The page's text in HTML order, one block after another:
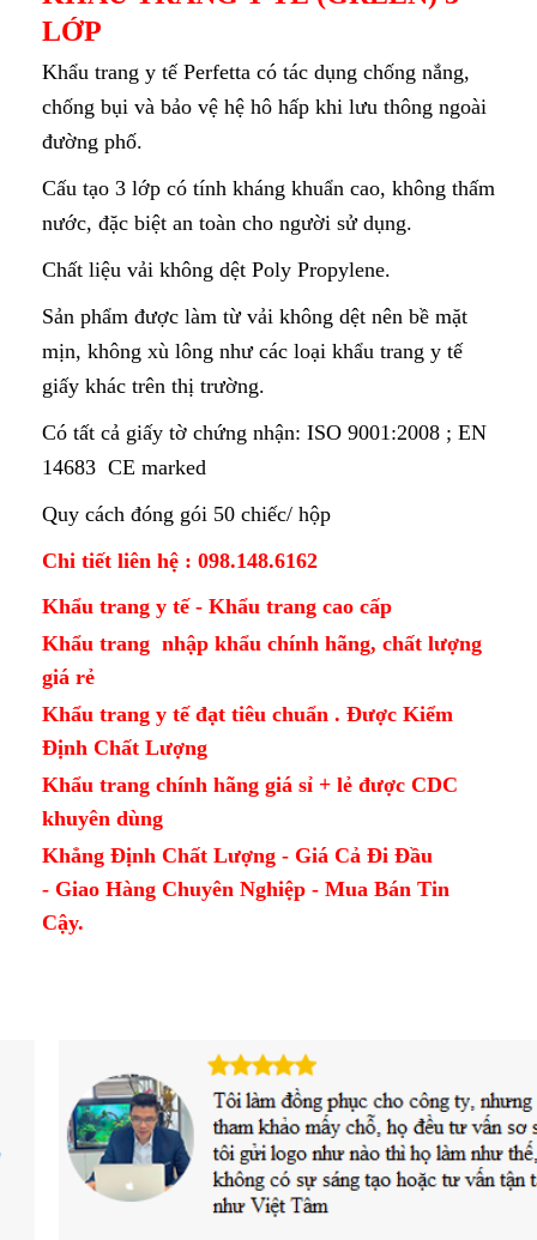
LỚP
Khẩu trang y tế Perfetta có tác dụng chống nắng,
chống bụi và bảo vệ hệ hô hấp khi lưu thông ngoài
đường phố.
Cấu tạo 3 lớp có tính kháng khuẩn cao, không thấm
nước, đặc biệt an toàn cho người sử dụng.
Chất liệu vải không dệt Poly Propylene.
Sản phẩm được làm từ vải không dệt nên bề mặt
mịn, không xù lông như các loại khẩu trang y tế
giấy khác trên thị trường.
Có tất cả giấy tờ chứng nhận: ISO 9001:2008 ; EN
14683 CE marked
Quy cách đóng gói 50 chiếc/ hộp
Chi tiết liên hệ : 098.148.6162
Khẩu trang y tế - Khẩu trang cao cấp
Khẩu trang nhập khẩu chính hãng, chất lượng
giá rẻ
Khẩu trang y tế đạt tiêu chuẩn . Được Kiểm
Định Chất Lượng
Khẩu trang chính hãng giá sỉ + lẻ được CDC
khuyên dùng
Khẳng Định Chất Lượng - Giá Cả Đi Đầu
- Giao Hàng Chuyên Nghiệp - Mua Bán Tin
Cậy.